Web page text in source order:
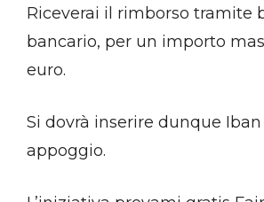
Riceverai il rimborso tramite
bancario, per un importo
euro.
Si dovrà inserire dunque
appoggio.